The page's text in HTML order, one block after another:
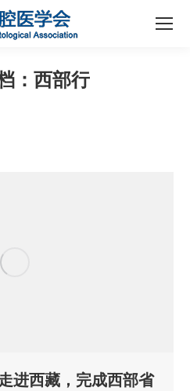
： 西部行
进西藏，完成西部省